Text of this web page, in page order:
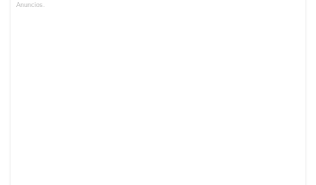
Anuncios.